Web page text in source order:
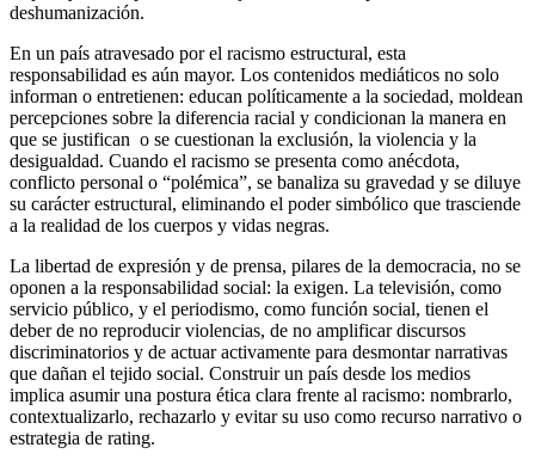
deshumanización.
En un país atravesado por el racismo estructural, esta
responsabilidad es aún mayor. Los contenidos mediáticos no solo
informan o entretienen: educan políticamente a la sociedad, moldean
percepciones sobre la diferencia racial y condicionan la manera en
que se justifican o se cuestionan la exclusión, la violencia y la
desigualdad. Cuando el racismo se presenta como anécdota,
conflicto personal o “polémica”, se banaliza su gravedad y se diluye
su carácter estructural, eliminando el poder simbólico que trasciende
a la realidad de los cuerpos y vidas negras.
La libertad de expresión y de prensa, pilares de la democracia, no se
oponen a la responsabilidad social: la exigen. La televisión, como
servicio público, y el periodismo, como función social, tienen el
deber de no reproducir violencias, de no amplificar discursos
discriminatorios y de actuar activamente para desmontar narrativas
que dañan el tejido social. Construir un país desde los medios
implica asumir una postura ética clara frente al racismo: nombrarlo,
contextualizarlo, rechazarlo y evitar su uso como recurso narrativo o
estrategia de rating.